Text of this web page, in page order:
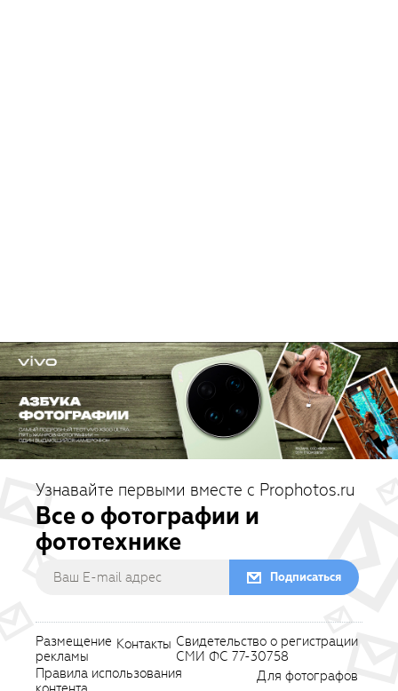
Узнавайте первыми вместе с Prophotos.ru
Все о фотографии и
фототехнике
Подписаться
Размещение
рекламы
Контакты Свидетельство о регистрации
СМИ ФС 77-30758
Правила использования
Для фотографов